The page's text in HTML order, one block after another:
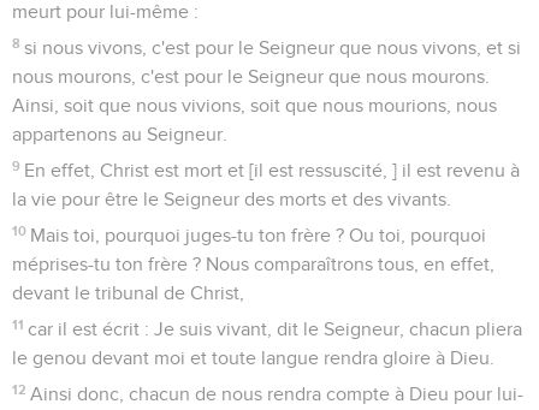
meurt pour lui-même :
8 si nous vivons, c'est pour le Seigneur que nous vivons, et si
nous mourons, c'est pour le Seigneur que nous mourons.
Ainsi, soit que nous vivions, soit que nous mourions, nous
appartenons au Seigneur.
9 En effet, Christ est mort et [il est ressuscité, ] il est revenu à
la vie pour être le Seigneur des morts et des vivants.
10 Mais toi, pourquoi juges-tu ton frère ? Ou toi, pourquoi
méprises-tu ton frère ? Nous comparaîtrons tous, en effet,
devant le tribunal de Christ,
11 car il est écrit : Je suis vivant, dit le Seigneur, chacun pliera
le genou devant moi et toute langue rendra gloire à Dieu.
12 Ainsi donc, chacun de nous rendra compte à Dieu pour lui-